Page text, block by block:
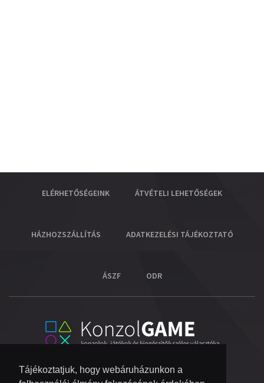
Tájékoztatjuk, hogy webáruházunkon a
ELÉRHETŐSÉGEINK ÁTVÉTELI LEHETŐSÉGEK
HÁZHOZSZÁLLÍTÁS ADATKEZELÉSI TÁJÉKOZTATÓ
ÁSZF ODR